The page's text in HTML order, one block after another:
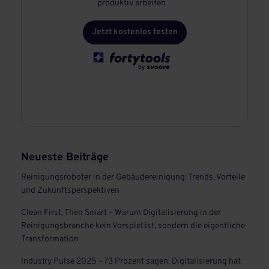
produktiv arbeiten
Jetzt kostenlos testen
Neueste Beiträge
Reinigungsroboter in der Gebäudereinigung: Trends, Vorteile
und Zukunftsperspektiven
Clean First, Then Smart – Warum Digitalisierung in der
Reinigungsbranche kein Vorspiel ist, sondern die eigentliche
Transformation
Industry Pulse 2025 – 73 Prozent sagen: Digitalisierung hat